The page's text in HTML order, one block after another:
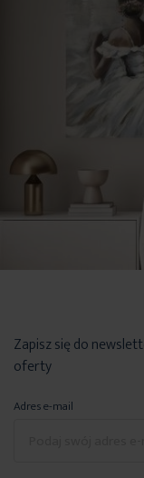
Zapisz się do
oferty
Adres e-mail